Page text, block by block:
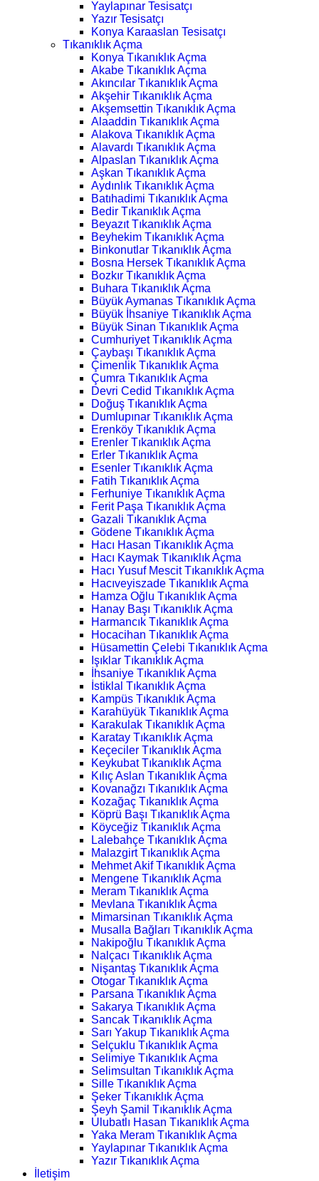
Yaylapınar Tesisatçı
Yazır Tesisatçı
Konya Karaaslan Tesisatçı
Tıkanıklık Açma
Konya Tıkanıklık Açma
Akabe Tıkanıklık Açma
Akıncılar Tıkanıklık Açma
Akşehir Tıkanıklık Açma
Akşemsettin Tıkanıklık Açma
Alaaddin Tıkanıklık Açma
Alakova Tıkanıklık Açma
Alavardı Tıkanıklık Açma
Alpaslan Tıkanıklık Açma
Aşkan Tıkanıklık Açma
Aydınlık Tıkanıklık Açma
Batıhadimi Tıkanıklık Açma
Bedir Tıkanıklık Açma
Beyazıt Tıkanıklık Açma
Beyhekim Tıkanıklık Açma
Binkonutlar Tıkanıklık Açma
Bosna Hersek Tıkanıklık Açma
Bozkır Tıkanıklık Açma
Buhara Tıkanıklık Açma
Büyük Aymanas Tıkanıklık Açma
Büyük İhsaniye Tıkanıklık Açma
Büyük Sinan Tıkanıklık Açma
Cumhuriyet Tıkanıklık Açma
Çaybaşı Tıkanıklık Açma
Çimenlik Tıkanıklık Açma
Çumra Tıkanıklık Açma
Devri Cedid Tıkanıklık Açma
Doğuş Tıkanıklık Açma
Dumlupınar Tıkanıklık Açma
Erenköy Tıkanıklık Açma
Erenler Tıkanıklık Açma
Erler Tıkanıklık Açma
Esenler Tıkanıklık Açma
Fatih Tıkanıklık Açma
Ferhuniye Tıkanıklık Açma
Ferit Paşa Tıkanıklık Açma
Gazali Tıkanıklık Açma
Gödene Tıkanıklık Açma
Hacı Hasan Tıkanıklık Açma
Hacı Kaymak Tıkanıklık Açma
Hacı Yusuf Mescit Tıkanıklık Açma
Hacıveyiszade Tıkanıklık Açma
Hamza Oğlu Tıkanıklık Açma
Hanay Başı Tıkanıklık Açma
Harmancık Tıkanıklık Açma
Hocacihan Tıkanıklık Açma
Hüsamettin Çelebi Tıkanıklık Açma
Işıklar Tıkanıklık Açma
İhsaniye Tıkanıklık Açma
İstiklal Tıkanıklık Açma
Kampüs Tıkanıklık Açma
Karahüyük Tıkanıklık Açma
Karakulak Tıkanıklık Açma
Karatay Tıkanıklık Açma
Keçeciler Tıkanıklık Açma
Keykubat Tıkanıklık Açma
Kılıç Aslan Tıkanıklık Açma
Kovanağzı Tıkanıklık Açma
Kozağaç Tıkanıklık Açma
Köprü Başı Tıkanıklık Açma
Köyceğiz Tıkanıklık Açma
Lalebahçe Tıkanıklık Açma
Malazgirt Tıkanıklık Açma
Mehmet Akif Tıkanıklık Açma
Mengene Tıkanıklık Açma
Meram Tıkanıklık Açma
Mevlana Tıkanıklık Açma
Mimarsinan Tıkanıklık Açma
Musalla Bağları Tıkanıklık Açma
Nakipoğlu Tıkanıklık Açma
Nalçacı Tıkanıklık Açma
Nişantaş Tıkanıklık Açma
Otogar Tıkanıklık Açma
Parsana Tıkanıklık Açma
Sakarya Tıkanıklık Açma
Sancak Tıkanıklık Açma
Sarı Yakup Tıkanıklık Açma
Selçuklu Tıkanıklık Açma
Selimiye Tıkanıklık Açma
Selimsultan Tıkanıklık Açma
Sille Tıkanıklık Açma
Şeker Tıkanıklık Açma
Şeyh Şamil Tıkanıklık Açma
Ulubatlı Hasan Tıkanıklık Açma
Yaka Meram Tıkanıklık Açma
Yaylapınar Tıkanıklık Açma
Yazır Tıkanıklık Açma
İletişim